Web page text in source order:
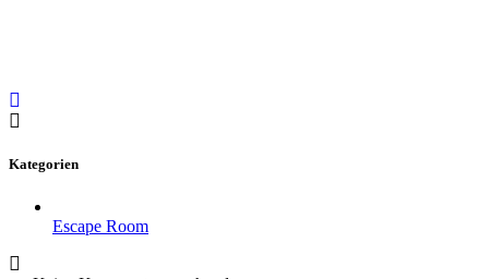
Kategorien
Escape Room